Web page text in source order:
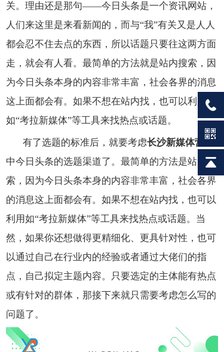
关。理由还是那句——今日头条是一个资讯网站，
人们来这里是来看新闻的，而与“我”有关又是人人
都会忍不住去点的东西，所以话题只要往这两方面
走，就会有人看。最简单的方法就是站内搜索，因
为今日头条本身的内容非常丰富，社会各界的消息
这上面都会有。如果不想在站内找，也可以利用
如“考拉新媒体”等工具来找热点或话题。
有了选题的标准后，就要考虑长沙新媒体营销
中今日头条的选题渠道了。最简单的方法是站内搜
索，因为今日头条本身的内容非常丰富，社会各界
的消息这上面都会有。如果不想在站内找，也可以
利用如“考拉新媒体”等工具来找热点或话题。当
然，如果你还想做得更精细化、更具针对性，也可
以通过自己在行业内的经验或者通过大佬们的指
点，自己拟定主题内容。只要选定的主体能有热点
或有针对的群体，那接下来就只需要考虑怎么写的
问题了。